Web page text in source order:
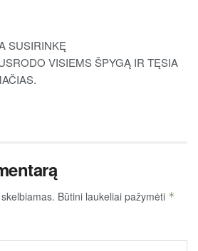
SUSIRINKĘ
VISIEMS ŠPYGĄ IR TĘSIA
Būtini laukeliai pažymėti *